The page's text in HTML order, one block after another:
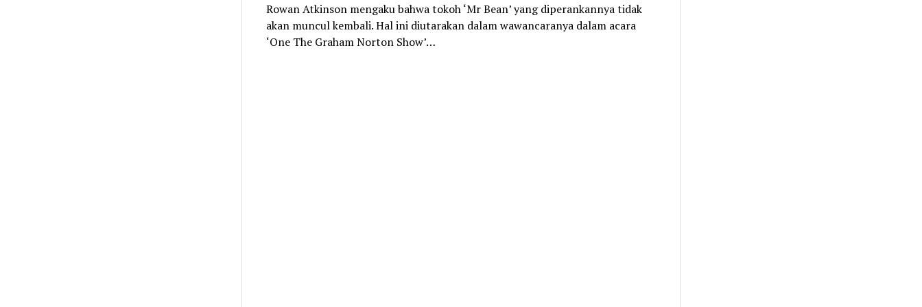
Rowan Atkinson mengaku bahwa tokoh ‘Mr Bean’ yang diperankannya tidak
akan muncul kembali. Hal ini diutarakan dalam wawancaranya dalam acara
‘One The Graham Norton Show’…